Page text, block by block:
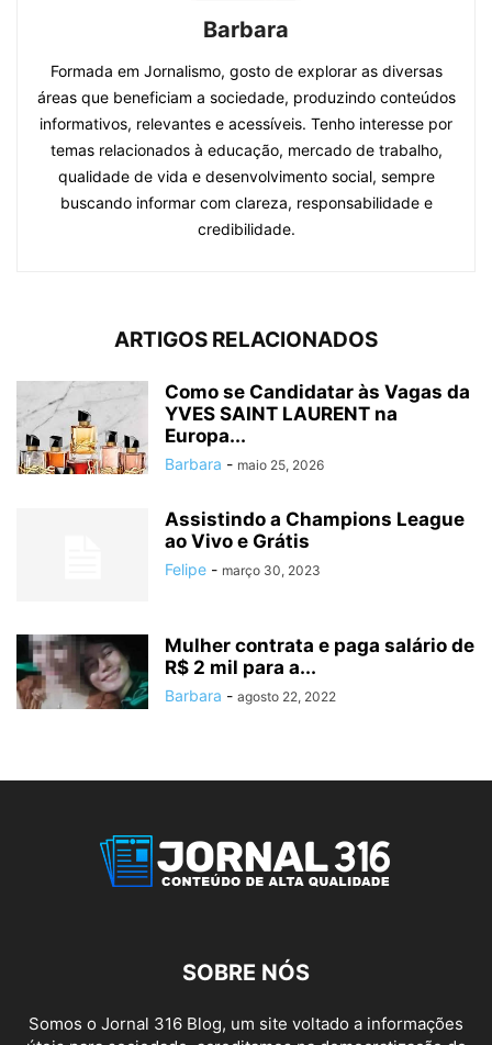
Barbara
Formada em Jornalismo, gosto de explorar as diversas
áreas que beneficiam a sociedade, produzindo conteúdos
informativos, relevantes e acessíveis. Tenho interesse por
temas relacionados à educação, mercado de trabalho,
qualidade de vida e desenvolvimento social, sempre
buscando informar com clareza, responsabilidade e
credibilidade.
ARTIGOS RELACIONADOS
Como se Candidatar às Vagas da
YVES SAINT LAURENT na
Europa...
Barbara - maio 25, 2026
Assistindo a Champions League
ao Vivo e Grátis
Felipe - março 30, 2023
Mulher contrata e paga salário de
R$ 2 mil para a...
Barbara - agosto 22, 2022
SOBRE NÓS
Somos o Jornal 316 Blog, um site voltado a informações